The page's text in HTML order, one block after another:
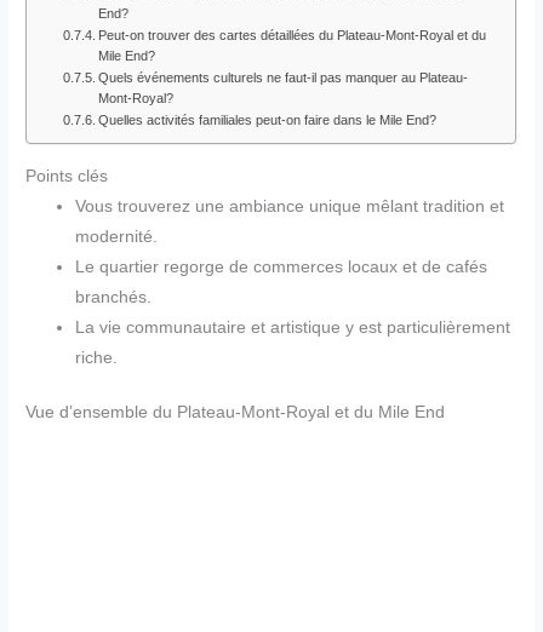
End?
Peut-on trouver des cartes détaillées du Plateau-Mont-Royal et du
Mile End?
Quels événements culturels ne faut-il pas manquer au Plateau-
Mont-Royal?
Quelles activités familiales peut-on faire dans le Mile End?
Points clés
Vous trouverez une ambiance unique mêlant tradition et
modernité.
Le quartier regorge de commerces locaux et de cafés
branchés.
La vie communautaire et artistique y est particulièrement
riche.
Vue d’ensemble du Plateau-Mont-Royal et du Mile End